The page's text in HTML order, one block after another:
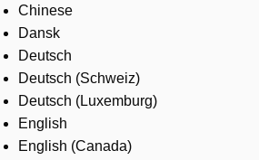
Industries
Services
About us
Where to buy
Contact us
Careers
Chinese
Dansk
Deutsch
Deutsch (Schweiz)
Deutsch (Luxemburg)
English
English (Canada)